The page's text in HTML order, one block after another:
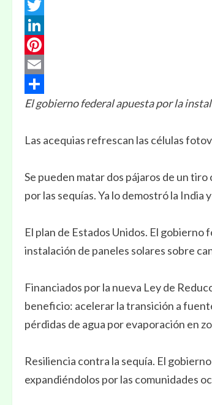
Messenger
Twitter
LinkedIn
Pinterest
Email
Compartir
El gobierno federal apuesta por la
Las acequias refrescan las células
Se pueden matar dos pájaros de un
por las sequías. Ya lo demostró la India
El plan de Estados Unidos. El gobierno
instalación de paneles solares sobre
Financiados por la nueva Ley de
beneficio: acelerar la transición a
pérdidas de agua por evaporación en
Resiliencia contra la sequía. El
expandiéndolos por las comunidades